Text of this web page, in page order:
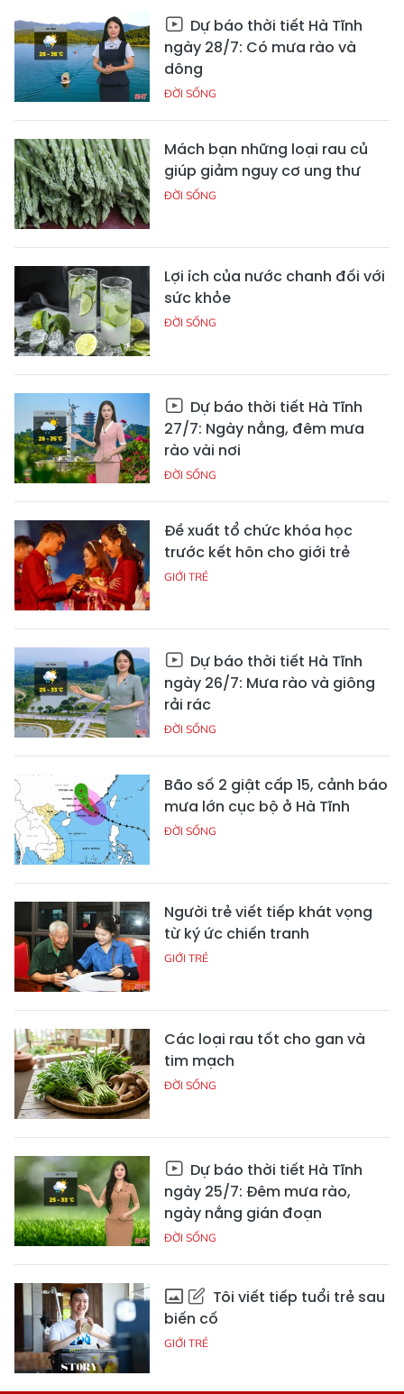
Dự báo thời tiết Hà Tĩnh
ngày 28/7: Có mưa rào và
dông
ĐỜI SỐNG
Mách bạn những loại rau củ
giúp giảm nguy cơ ung thư
ĐỜI SỐNG
Lợi ích của nước chanh đối với
sức khỏe
ĐỜI SỐNG
Dự báo thời tiết Hà Tĩnh
27/7: Ngày nắng, đêm mưa
rào vài nơi
ĐỜI SỐNG
Đề xuất tổ chức khóa học
trước kết hôn cho giới trẻ
GIỚI TRẺ
Dự báo thời tiết Hà Tĩnh
ngày 26/7: Mưa rào và giông
rải rác
ĐỜI SỐNG
Bão số 2 giật cấp 15, cảnh báo
mưa lớn cục bộ ở Hà Tĩnh
ĐỜI SỐNG
Người trẻ viết tiếp khát vọng
từ ký ức chiến tranh
GIỚI TRẺ
Các loại rau tốt cho gan và
tim mạch
ĐỜI SỐNG
Dự báo thời tiết Hà Tĩnh
ngày 25/7: Đêm mưa rào,
ngày nắng gián đoạn
ĐỜI SỐNG
Tôi viết tiếp tuổi trẻ sau
biến cố
GIỚI TRẺ